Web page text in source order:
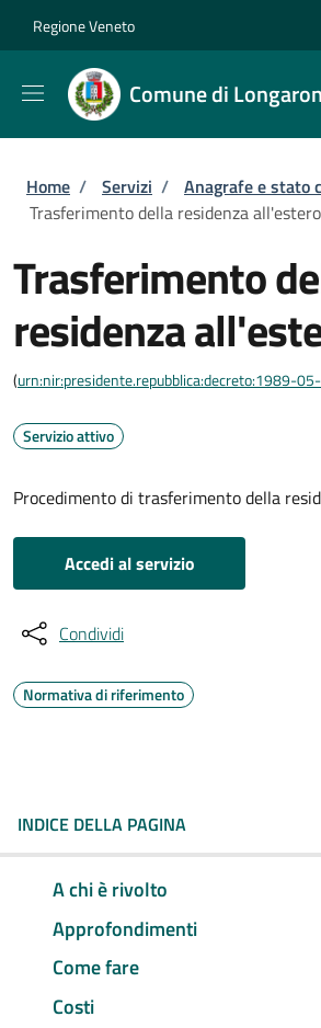
Regione Veneto
Comune di
Briciole di pane
Home / Servizi / Anagrafe e stato
Trasferimento della residenza all'estero
Trasferimento
residenza
(urn:nir:presidente.repubblica:decreto:1989-
Servizio attivo
Procedimento di trasferimento della
Accedi al servizio
Condividi
Normativa di riferimento
INDICE DELLA PAGINA
A chi è rivolto
Approfondimenti
Come fare
Costi